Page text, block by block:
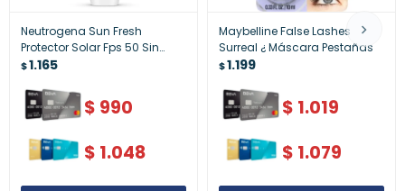
Neutrogena Sun Fresh
Protector Solar Fps 50 Sin
Color 40 Ml
$1.165
$ 990
$ 1.048
Maybelline False Lashes
Surreal ¿ Máscara Pestañas
$1.199
$ 1.019
$ 1.079